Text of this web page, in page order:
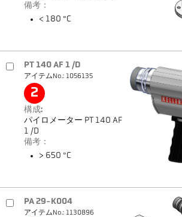
備考：
< 180 °C
PT 140 AF 1 /D
アイテムNo.: 1056135
2
構成:
パイロメーター PT 140 AF
1 /D
備考：
> 650 °C
PA 29-K004
アイテムNo.: 1130896